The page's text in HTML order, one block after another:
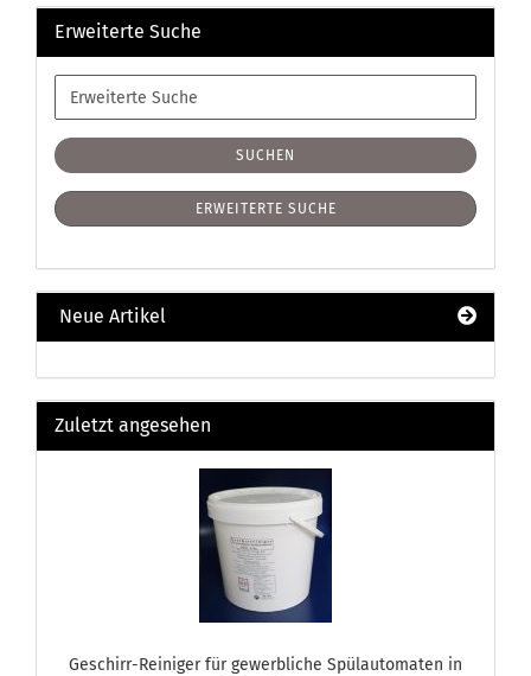
Erweiterte Suche
Erweiterte
Suche
SUCHEN
ERWEITERTE SUCHE
Neue Artikel
Zuletzt angesehen
Geschirr-Reiniger für gewerbliche Spülautomaten in